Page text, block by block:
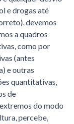
e drogas até
devemos
a quadros
como por
(antes
e outras
quantitativas,
de
do modo
percebe,